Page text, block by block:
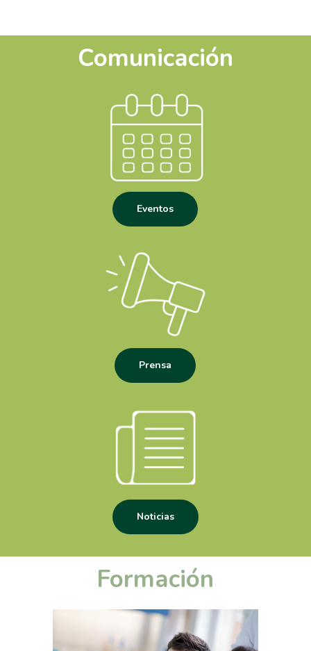
Comunicación
Eventos
Prensa
Noticias
Formación